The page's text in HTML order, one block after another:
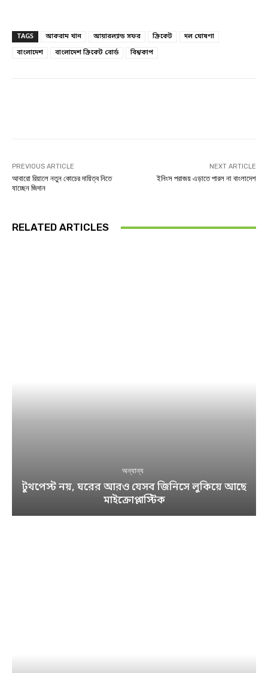
TAGS আকরাম খান আয়ারল্যান্ড সফর ক্রিকেট
দল ঘোষণা
বাংলাদেশ
বাংলাদেশ ক্রিকেট বোর্ড বিশ্বকাপ
PREVIOUS ARTICLE
আবারো রিয়ালে নতুন কোচের দায়িত্ব নিতে
যাচ্ছেন জিদান
NEXT ARTICLE
ইনিংস পরাজয় এড়াতে পারল না বাংলাদেশ
RELATED ARTICLES
অন্যান্য
টুথপেস্ট নয়, ঘরের আরও যেসব জিনিসে লুকিয়ে আছে
মাইক্রোপ্লাস্টিক